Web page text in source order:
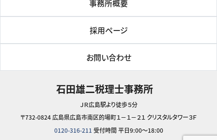
事務所概要
採用ページ
お問い合わせ
石田雄二税理士事務所
ＪＲ広島駅より徒歩５分
〒732-0824 広島県広島市南区的場町１－１－２１ クリスタルタワー３Ｆ
0120-316-211 受付時間 平日9:00～18:00